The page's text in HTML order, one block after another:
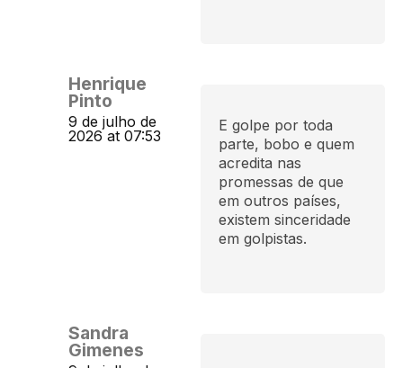
Henrique
Pinto
9 de julho de
2026 at 07:53
E golpe por toda
parte, bobo e quem
acredita nas
promessas de que
em outros países,
existem sinceridade
em golpistas.
Sandra
Gimenes